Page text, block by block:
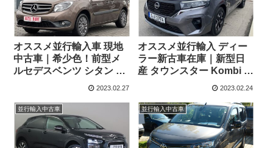
オススメ並行輸入車 現地
中古車｜希少色！前型メ
ルセデスベンツ シタン ツ
アラー ロング 1.2 112 6G-
2023.02.27
オススメ並行輸入 ディー
ラー新古車在庫｜新型日
産 タウンスター Kombi N-
Design L1 1.3 DIG-T130
2023.02.24
並行輸入中古車 並行輸入中古車